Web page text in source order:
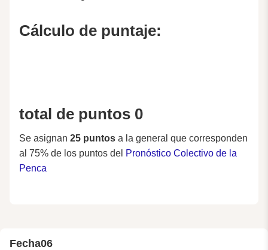
Cálculo de puntaje:
total de puntos 0
Se asignan 25 puntos a la general que corresponden
al 75% de los puntos del Pronóstico Colectivo de la
Penca
Fecha06